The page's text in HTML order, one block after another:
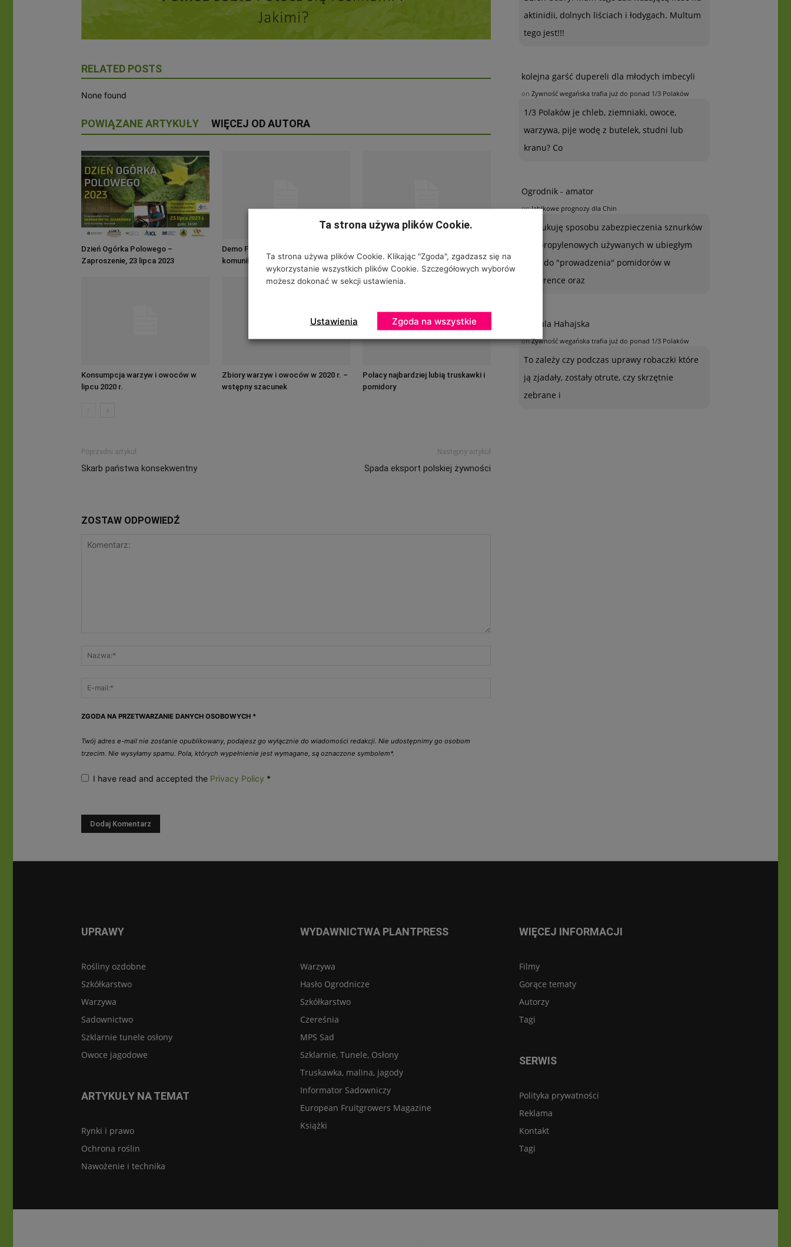
RELATED POSTS
None found
POWIĄZANE ARTYKUŁY WIĘCEJ OD AUTORA
Dzień Ogórka Polowego –
Zaproszenie, 23 lipca 2023
Demo Farma warzywnicza –
komunikat Timac Agro, 13.10.2020
wrześniu
Konsumpcja warzyw i owoców w
lipcu 2020 r.
Zbiory warzyw i owoców w 2020 r. –
wstępny szacunek
Polacy najbardziej lubią truskawki i
pomidory
Poprzedni artykuł
Skarb państwa konsekwentny
Następny artykuł
Spada eksport polskiej żywności
ZOSTAW ODPOWIEDŹ
ZGODA NA PRZETWARZANIE DANYCH OSOBOWYCH *
Twój adres e-mail nie zostanie opublikowany, podajesz go wyłącznie do wiadomości redakcji. Nie udostępnimy go osobom
trzecim. Nie wysyłamy spamu. Pola, których wypełnienie jest wymagane, są oznaczone symbolem*.
I have read and accepted the Privacy Policy *
aktinidii, dolnych liściach i łodygach. Multum
tego jest!!!
kolejna garść dupereli dla młodych imbecyli
on Żywność wegańska trafia już do ponad 1/3 Polaków
1/3 Polaków je chleb, ziemniaki, owoce,
warzywa, pije wodę z butelek, studni lub
kranu? Co
Ogrodnik - amator
onJabłkowe prognozy dla Chin
Poszukuję sposobu zabezpieczenia sznurków
polipropylenowych używanych w ubiegłym
roku do "prowadzenia" pomidorów w
szklarence oraz
Urszula Hahajska
onŻywność wegańska trafia już do ponad 1/3 Polaków
To zależy czy podczas uprawy robaczki które
ją zjadały, zostały otrute, czy skrzętnie
zebrane i
UPRAWY
Rośliny ozdobne
Szkółkarstwo
Warzywa
Sadownictwo
Szklarnie tunele osłony
Owoce jagodowe
ARTYKUŁY NA TEMAT
Rynki i prawo
Ochrona roślin
Nawożenie i technika
WYDAWNICTWA PLANTPRESS
Warzywa
Hasło Ogrodnicze
Szkółkarstwo
Czereśnia
MPS Sad
Szklarnie, Tunele, Osłony
Truskawka, malina, jagody
Informator Sadowniczy
European Fruitgrowers Magazine
Książki
WIĘCEJ INFORMACJI
Filmy
Gorące tematy
Autorzy
Tagi
SERWIS
Polityka prywatności
Reklama
Kontakt
Tagi
Ta strona używa plików Cookie.
Ta strona używa plików Cookie. Klikając "Zgoda", zgadzasz się na
wykorzystanie wszystkich plików Cookie. Szczegółowych wyborów
możesz dokonać w sekcji ustawienia.
Ustawienia Zgoda na wszystkie